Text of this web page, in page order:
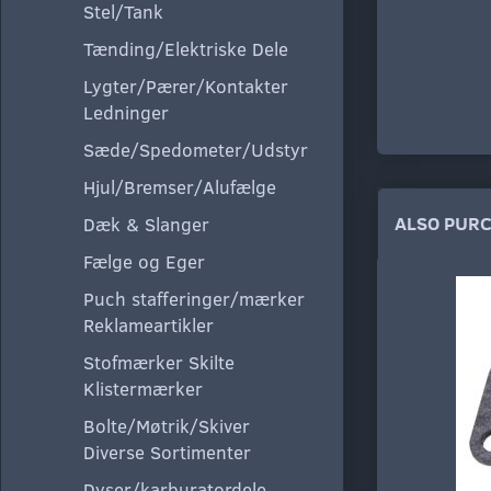
Stel/Tank
Tænding/Elektriske Dele
Lygter/Pærer/Kontakter
Ledninger
Sæde/Spedometer/Udstyr
Hjul/Bremser/Alufælge
Dæk & Slanger
Fælge og Eger
Puch stafferinger/mærker
Reklameartikler
Stofmærker Skilte
Klistermærker
Bolte/Møtrik/Skiver
Diverse Sortimenter
ALSO